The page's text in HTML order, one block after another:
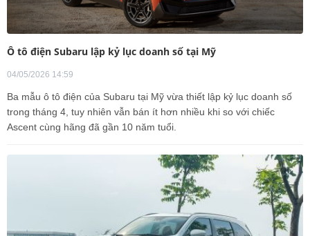
Ô tô điện Subaru lập kỷ lục doanh số tại Mỹ
04/05/2026 14:59
Ba mẫu ô tô điện của Subaru tại Mỹ vừa thiết lập kỷ lục doanh số
trong tháng 4, tuy nhiên vẫn bán ít hơn nhiều khi so với chiếc
Ascent cùng hãng đã gần 10 năm tuổi.